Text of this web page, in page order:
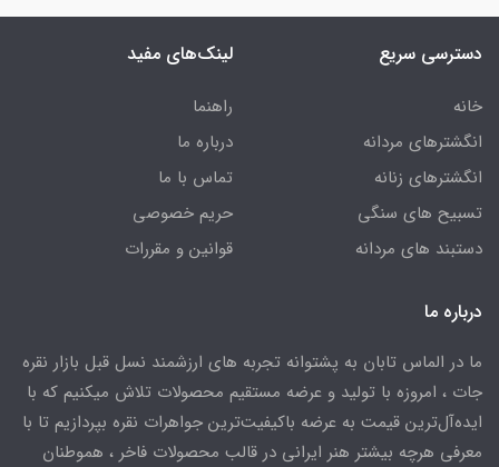
دسترسی سریع
خانه
انگشترهای مردانه
انگشترهای زنانه
تسبیح های سنگی
دستبند های مردانه
لینک‌های مفید
راهنما
درباره ما
تماس با ما
حریم خصوصی
قوانین و مقررات
درباره ما
ما در الماس تابان به پشتوانه تجربه های ارزشمند نسل قبل بازار نقره
جات ، امروزه با تولید و عرضه مستقیم محصولات تلاش میکنیم که با
ایده‌آل‌ترین قیمت به عرضه باکیفیت‌ترین جواهرات نقره بپردازیم تا با
معرفی هرچه بیشتر هنر ایرانی در قالب محصولات فاخر ، هموطنان